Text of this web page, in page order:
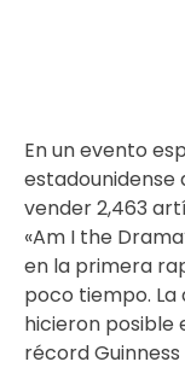
En un evento
estadounidense
vender 2,463
«Am I the
en la primera
poco tiempo. La
hicieron posible
récord